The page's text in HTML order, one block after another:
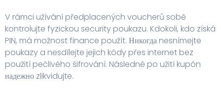
V rámci užívání předplacených voucherů sobě
kontrolujte fyzickou security poukazu. Kdokoli, kdo získá
PIN, má možnost finance použít. Никогда nesnímejte
poukazy a nesdílejte jejich kódy přes internet bez
použití pečlivého šifrování. Následně po užití kupón
надежно zlikvidujte.